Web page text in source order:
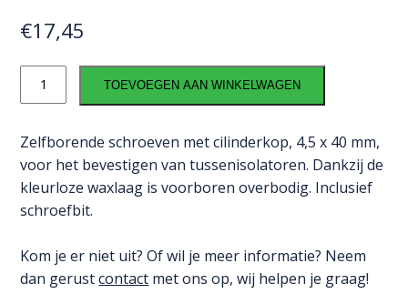
€17,45
schroeven
stuks)
TOEVOEGEN AAN WINKELWAGEN
Zelfborende schroeven met cilinderkop, 4,5 x 40 mm,
voor het bevestigen van tussenisolatoren. Dankzij de
kleurloze waxlaag is voorboren overbodig. Inclusief
schroefbit.
Kom je er niet uit? Of wil je meer informatie? Neem
dan gerustcontact met ons op, wij helpen je graag!